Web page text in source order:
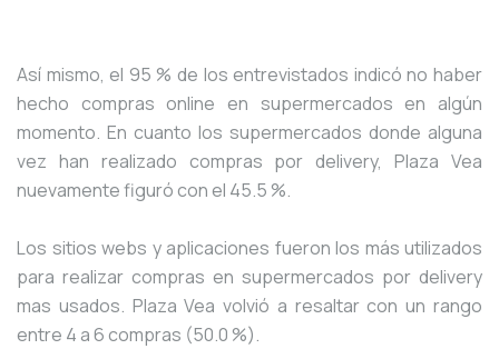
Así mismo, el 95 % de los entrevistados indicó no haber
hecho compras online en supermercados en algún
momento. En cuanto los supermercados donde alguna
vez han realizado compras por delivery, Plaza Vea
nuevamente figuró con el 45.5 %.
Los sitios webs y aplicaciones fueron los más utilizados
para realizar compras en supermercados por delivery
mas usados. Plaza Vea volvió a resaltar con un rango
entre 4 a 6 compras (50.0 %).